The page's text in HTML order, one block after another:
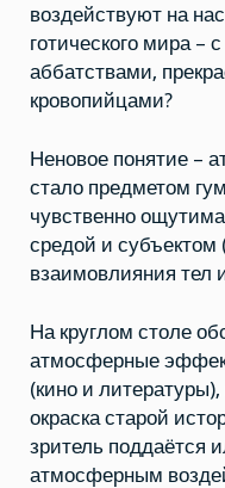
воздействуют на
готического мира –
аббатствами,
кровопийцами?
Неновое понятие –
стало предметом
чувственно
средой и субъектом
взаимовлияния тел
На круглом столе
атмосферные
(кино и
окраска старой
зритель поддаётся
атмосферным